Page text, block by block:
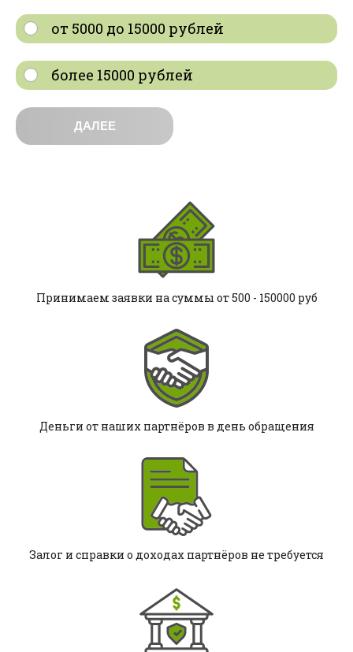
от 5000 до 15000 рублей
более 15000 рублей
ДАЛЕЕ
Принимаем заявки на суммы от 500 - 150000 руб
Деньги от наших партнёров в день обращения
Залог и справки о доходах партнёров не требуется